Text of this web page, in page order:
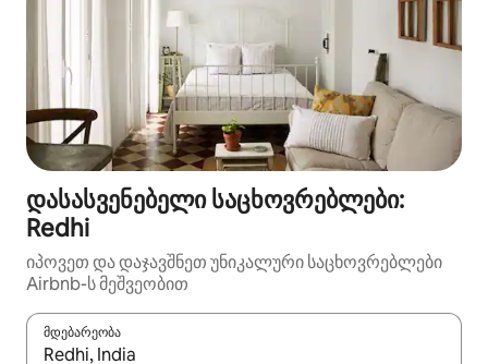
დასასვენებელი საცხოვრებლები:
Redhi
იპოვეთ და დაჯავშნეთ უნიკალური საცხოვრებლები
Airbnb-ს მეშვეობით
მდებარეობა
როცა შედეგები ხელმისაწვდომი გახდება, ნავიგაციისთვის